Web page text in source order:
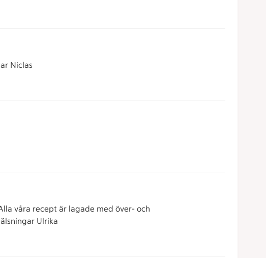
Niclas
våra recept är lagade med över- och
Ulrika